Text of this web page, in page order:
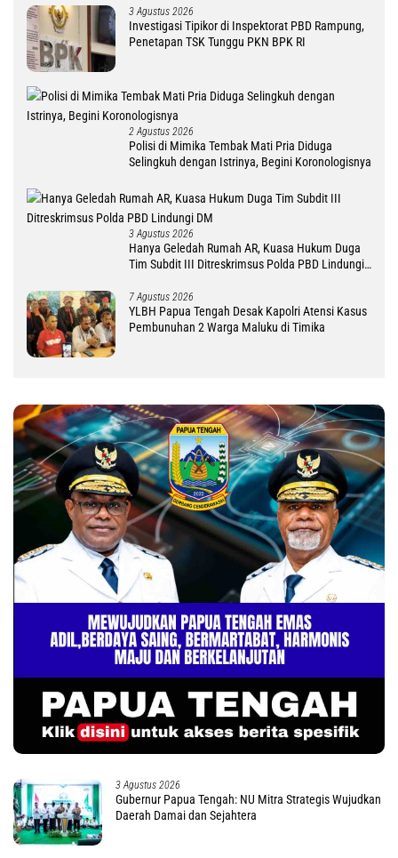
3 Agustus 2026
Investigasi Tipikor di Inspektorat PBD Rampung,
Penetapan TSK Tunggu PKN BPK RI
2 Agustus 2026
Polisi di Mimika Tembak Mati Pria Diduga
Selingkuh dengan Istrinya, Begini Koronologisnya
3 Agustus 2026
Hanya Geledah Rumah AR, Kuasa Hukum Duga
Tim Subdit III Ditreskrimsus Polda PBD Lindungi
7 Agustus 2026
YLBH Papua Tengah Desak Kapolri Atensi Kasus
Pembunuhan 2 Warga Maluku di Timika
3 Agustus 2026
Gubernur Papua Tengah: NU Mitra Strategis Wujudkan
Daerah Damai dan Sejahtera